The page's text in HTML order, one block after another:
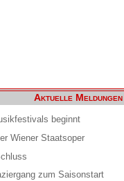
Aktuelle Meldungen
beginnt
Wiener Staatsoper
zum Saisonstart